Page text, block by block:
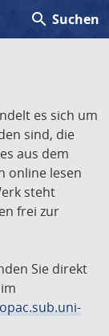
search Suchen
es sich um
sind, die
aus dem
online lesen
steht
frei zur
Sie direkt
opac.sub.uni-